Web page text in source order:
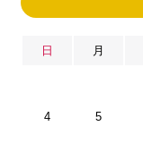
日 月
4 5